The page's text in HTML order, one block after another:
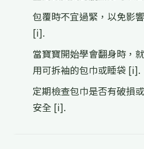
包覆時不宜過緊，以免影
[i].
當寶寶開始學會翻身時，
用可拆袖的包巾或睡袋 [i].
定期檢查包巾是否有破損
安全 [i].